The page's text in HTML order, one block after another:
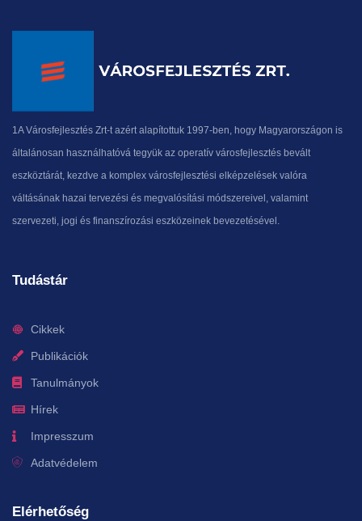
1A Városfejlesztés Zrt-t azért alapítottuk 1997-ben, hogy Magyarországon is
általánosan használhatóvá tegyük az operatív városfejlesztés bevált
eszköztárát, kezdve a komplex városfejlesztési elképzelések valóra
váltásának hazai tervezési és megvalósítási módszereivel, valamint
szervezeti, jogi és finanszírozási eszközeinek bevezetésével.
Tudástár
Cikkek
Publikációk
Tanulmányok
Hírek
Impresszum
Adatvédelem
Elérhetőség